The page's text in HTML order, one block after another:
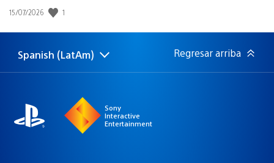
Fecha
publicación:
15/07/2026 1
Elige
Región
Spanish (LatAm) Regresar arriba
Sony
Interactive
Entertainment